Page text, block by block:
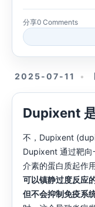
分享0 Comments
2025-07-11
Dupixent
不，Dupixent
Dupixent 通过靶向
介素的蛋白质起作
可以镇静过度反应
但不会抑制免疫系